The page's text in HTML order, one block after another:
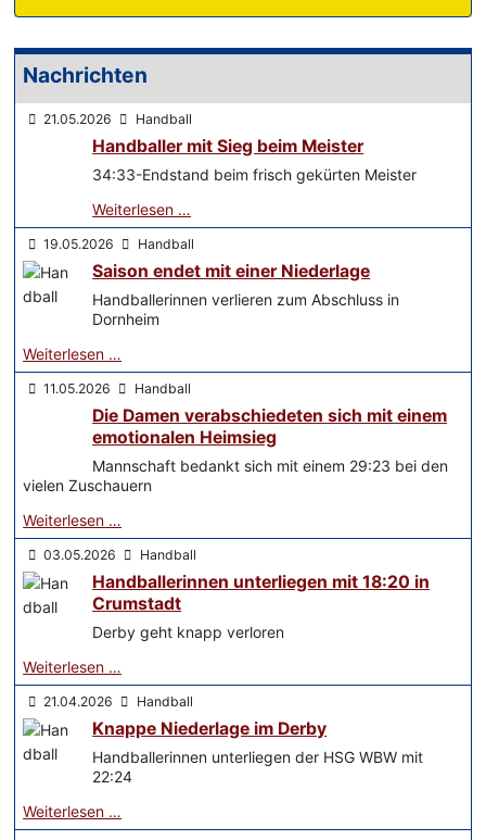
Nachrichten
21.05.2026 Handball
Handballer mit Sieg beim Meister
34:33-Endstand beim frisch gekürten Meister
Weiterlesen …
19.05.2026 Handball
Saison endet mit einer Niederlage
Handballerinnen verlieren zum Abschluss in
Dornheim
Weiterlesen …
11.05.2026 Handball
Die Damen verabschiedeten sich mit einem
emotionalen Heimsieg
Mannschaft bedankt sich mit einem 29:23 bei den
vielen Zuschauern
Weiterlesen …
03.05.2026 Handball
Handballerinnen unterliegen mit 18:20 in
Crumstadt
Derby geht knapp verloren
Weiterlesen …
21.04.2026 Handball
Knappe Niederlage im Derby
Handballerinnen unterliegen der HSG WBW mit
22:24
Weiterlesen …